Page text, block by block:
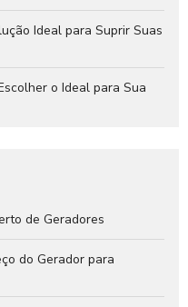
Ideal para Suprir Suas
o Ideal para Sua
Ideal para Suprir Suas
de Geradores
do Gerador para